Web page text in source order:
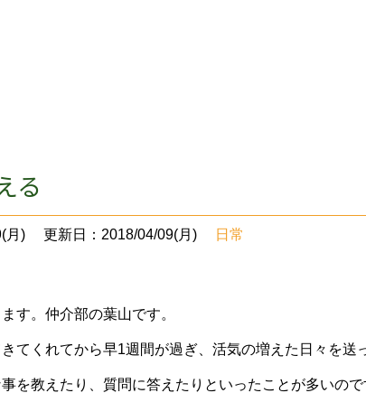
る
月) 更新日：2018/04/09(月) 日常
す。仲介部の葉山です。
てくれてから早1週間が過ぎ、活気の増えた日々を送
を教えたり、質問に答えたりといったことが多いの